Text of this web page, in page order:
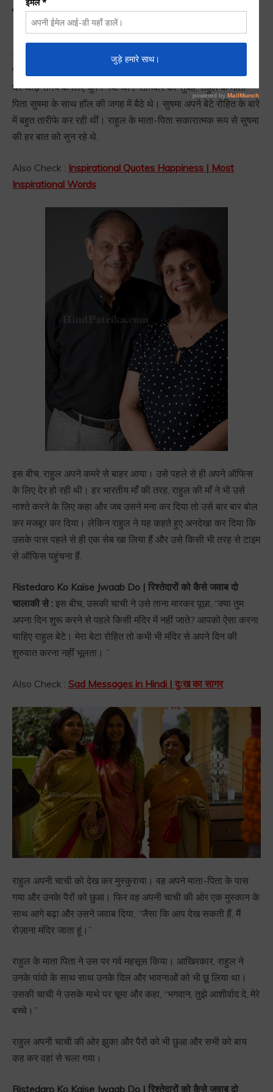
कैसे जवाब दो चालाकी से
Ristedaro Ko Kaise Jwaab Do | रिश्तेदारों को कैसे जवाब दो
चालाकी से :
घर थोड़े समय के लिए घुमने गयी थी। सोमवार की सुबह, राहुल के माता-
पिता सुषमा के साथ हॉल की जगह में बैठे थे। सुषमा अपने बेटे रोहित के बारे
में बहुत तारीफे कर रही थीं। राहुल के माता-पिता सकारात्मक रूप से सुषमा
की हर बात को सुन रहे थे.
Also Check : Inspirational Quotes Happiness | Most
Inspirational Words
इस बीच, राहुल अपने कमरे से बाहर आया। उसे पहले से ही अपने ऑफिस
के लिए देर हो रही थी। हर भारतीय माँ की तरह, राहुल की माँ ने भी उसे
नाश्ते करने के लिए कहा और जब उसने मना कर दिया तो उसे बार बार बोल
कर मजबूर कर दिया। लेकिन राहुल ने यह कहते हुए अनदेखा कर दिया कि
उसके पास पहले से ही एक सेब खा लिया हैं और उसे किसी भी तरह से टाइम
से ऑफिस पहुंचना हैं.
Ristedaro Ko Kaise Jwaab Do | रिश्तेदारों को कैसे जवाब दो
चालाकी से : इस बीच, उसकी चाची ने उसे ताना मारकर पूछा, “क्या तुम
अपना दिन शुरू करने से पहले किसी मंदिर में नहीं जाते? आपको ऐसा करना
चाहिए राहुल बेटे। मेरा बेटा रोहित तो कभी भी मंदिर से अपने दिन की
शुरुवात करना नहीं भूलता। ”
Also Check : Sad Messages in Hindi | दुःख का सागर
राहुल अपनी चाची को देख कर मुस्कुराया। वह अपने माता-पिता के पास
गया और उनके पैरों को छुआ। फिर वह अपनी चाची की ओर एक मुस्कान के
साथ आगे बढ़ा और उसने जवाब दिया, “जैसा कि आप देख सकती हैं, मैं
रोज़ाना मंदिर जाता हूं।”
राहुल के माता पिता ने उस पर गर्व महसूस किया। आखिरकार, राहुल ने
उनके पांवो के साथ साथ उनके दिल और भावनाओं को भी छू लिया था।
उसकी चाची ने उसके माथे पर चूमा और कहा, “भगवान, तुझे आशीर्वाद दे, मेरे
बच्चे।”
राहुल अपनी चाची की ओर झुका और पैरों को भी छुआ और सभी को बाय
कह कर वहां से चला गया।
Ristedaro Ko Kaise Jwaab Do | रिश्तेदारों को कैसे जवाब दो